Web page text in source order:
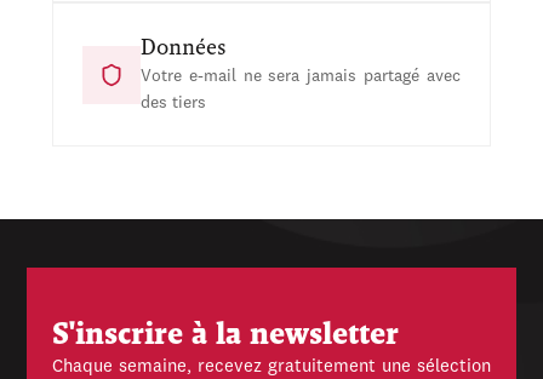
Données
Votre e-mail ne sera jamais partagé avec
des tiers
S'inscrire à la newsletter
Chaque semaine, recevez gratuitement une sélection